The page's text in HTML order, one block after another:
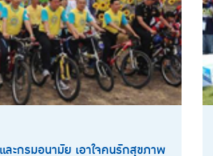
ะกรมอนามัย เอาใจคนรักสุขภาพ